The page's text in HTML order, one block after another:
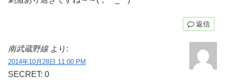
返信
南武蔵野線 より:
2014年10月28日 11:00 PM
SECRET: 0